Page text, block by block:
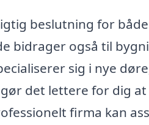
beslutning for
bidrager også til
sig i nye
det lettere for dig
firma kan